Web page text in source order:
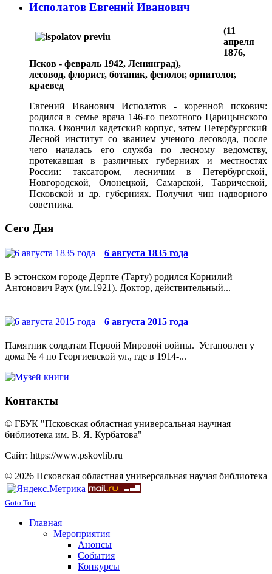
Исполатов Евгений Иванович
(11
апреля
1876,
Псков - февраль 1942, Ленинград),
лесовод, флорист, ботаник, фенолог, орнитолог,
краевед
Евгений Иванович Исполатов - коренной пскович:
родился в семье врача 146-го пехотного Царицынского
полка. Окончил кадетский корпус, затем Петербургский
Лесной институт со званием ученого лесовода, после
чего началась его служба по лесному ведомству,
протекавшая в различных губерниях и местностях
России: таксатором, лесничим в Петербургской,
Новгородской, Олонецкой, Самарской, Таврической,
Псковской и др. губерниях. Получил чин надворного
советника.
Сего Дня
6 августа 1835 года
В эстонском городе Дерпте (Тарту) родился Корнилий
Антонович Раух (ум.1921). Доктор, действительный...
6 августа 2015 года
Памятник солдатам Первой Мировой войны. Установлен у
дома № 4 по Георгиевской ул., где в 1914-...
Контакты
© ГБУК "Псковская областная универсальная научная
библиотека им. В. Я. Курбатова"
Сайт: https://www.pskovlib.ru
© 2026 Псковская областная универсальная научая библиотека
Goto Top
Главная
Мероприятия
Анонсы
События
Конкурсы